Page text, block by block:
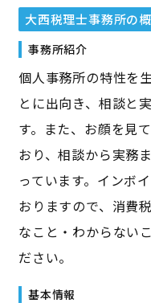
大西税理士事務所の
事務所紹介
個人事務所の特性を
とに出向き、相談と
す。また、お顔を見
おり、相談から実務
っています。インボ
おりますので、消費
なこと・わからない
ださい。
基本情報